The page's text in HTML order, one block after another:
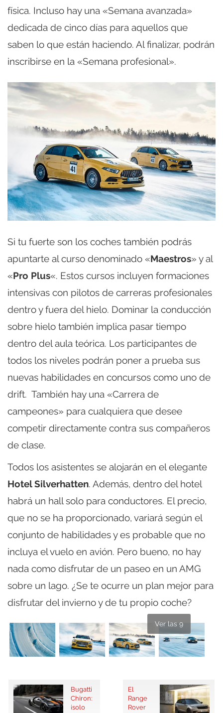
física. Incluso hay una «Semana avanzada»
dedicada de cinco días para aquellos que
saben lo que están haciendo. Al finalizar, podrán
inscribirse en la «Semana profesional».
Si tu fuerte son los coches también podrás
apuntarte al curso denominado «Maestros» y al
«Pro Plus«. Estos cursos incluyen formaciones
intensivas con pilotos de carreras profesionales
dentro y fuera del hielo. Dominar la conducción
sobre hielo también implica pasar tiempo
dentro del aula teórica. Los participantes de
todos los niveles podrán poner a prueba sus
nuevas habilidades en concursos como uno de
drift. También hay una «Carrera de
campeones» para cualquiera que desee
competir directamente contra sus compañeros
de clase.
Todos los asistentes se alojarán en el elegante
Hotel Silverhatten. Además, dentro del hotel
habrá un hall solo para conductores. El precio,
que no se ha proporcionado, variará según el
conjunto de habilidades y es probable que no
incluya el vuelo en avión. Pero bueno, no hay
nada como disfrutar de un paseo en un AMG
sobre un lago. ¿Se te ocurre un plan mejor para
disfrutar del invierno y de tu propio coche?
Ver las 9
Bugatti
Chiron:
¡solo
El
Range
Rover